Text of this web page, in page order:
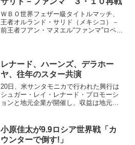
ＷＢＯ世界フェザー級タイトルマッチ、
王者オルランド・サリド（メキシコ）－
前王者フアン・マヌエル“ファンマ”ロペス
行われた初戦で、サリ...
レナード、ハーンズ、デラホー
ヤ、往年のスター共演
20日、米サンタモニカで行われた興行は
シュガー・レイ・レナード・プロモーシ
ョンと地元企業が開催し、収益は地元ロ
ュガー・レイ・レナード基金設立5周年を
記念したイベントが...
小原佳太が9.9ロシア世界戦「カ
ウンターで倒す!」